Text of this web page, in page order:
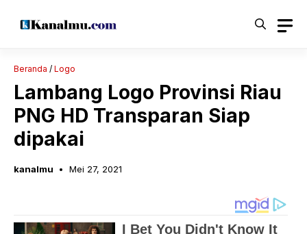
Beranda / Logo
Lambang Logo Provinsi Riau
PNG HD Transparan Siap
dipakai
kanalmu Mei 27, 2021